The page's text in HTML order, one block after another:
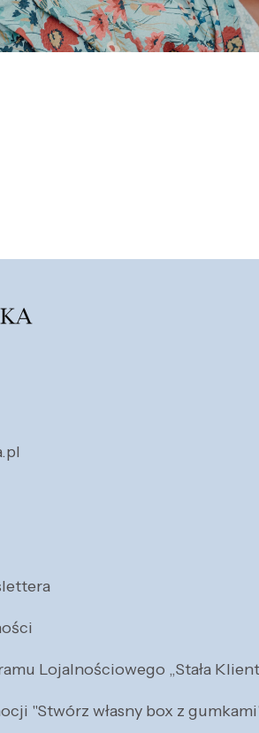
Lojalnościowego „Stała
"Stwórz własny box z